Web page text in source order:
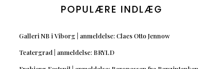
POPULÆRE INDLÆG
Galleri NB i Viborg | anmeldelse: Claes Otto Jennow
Teatergrad | anmeldelse: BRYLD